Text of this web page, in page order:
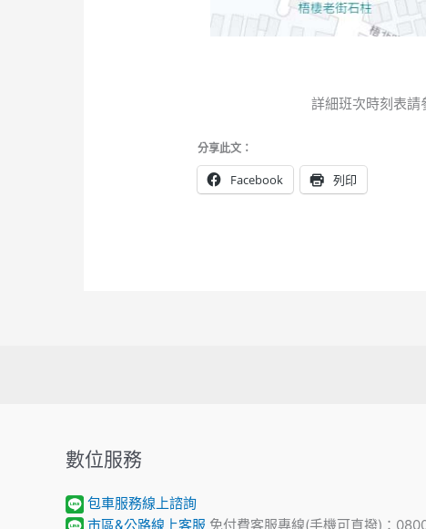
詳細班次時刻表請
分享此文：
Facebook 列印
數位服務
包車服務線上諮詢
市區&公路線上客服 免付費客服專線(手機可直撥)：